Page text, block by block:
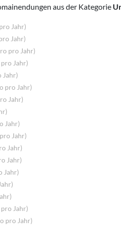
aus der Kategorie
Jahr)
Jahr)
pro Jahr)
Jahr)
Jahr)
pro Jahr)
Jahr)
Jahr)
Jahr)
Jahr)
Jahr)
Jahr)
Jahr)
pro Jahr)